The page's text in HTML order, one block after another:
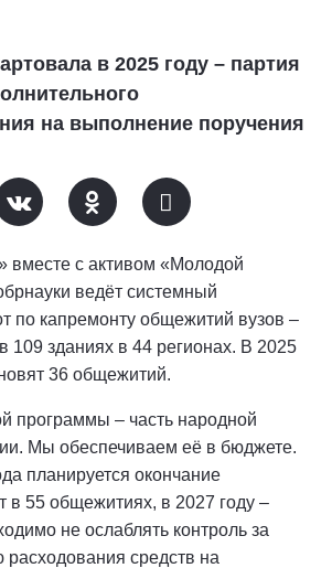
в 2025 году – партия
на выполнение поручения
вместе с активом «Молодой
ведёт системный
по капремонту общежитий вузов –
109 зданиях в 44 регионах. В 2025
36 общежитий.
программы – часть народной
Мы обеспечиваем её в бюджете.
планируется окончание
в 55 общежитиях, в 2027 году –
не ослаблять контроль за
средств на